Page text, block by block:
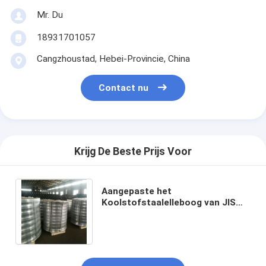
Mr. Du
18931701057
Cangzhoustad, Hebei-Provincie, China
Contact nu
Krijg De Beste Prijs Voor
Aangepaste het
Koolstofstaalelleboog van JIS